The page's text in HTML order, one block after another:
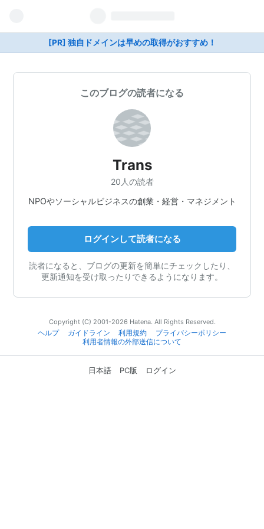
[PR] 独自ドメインは早めの取得がおすすめ！
このブログの読者になる
Trans
20人の読者
NPOやソーシャルビジネスの創業・経営・マネジメント
ログインして読者になる
読者になると、ブログの更新を簡単にチェックしたり、
更新通知を受け取ったりできるようになります。
Copyright (C) 2001-2026 Hatena. All Rights Reserved.
ヘルプ
ガイドライン 利用規約
プライバシーポリシー
利用者情報の外部送信について
日本語 PC版 ログイン